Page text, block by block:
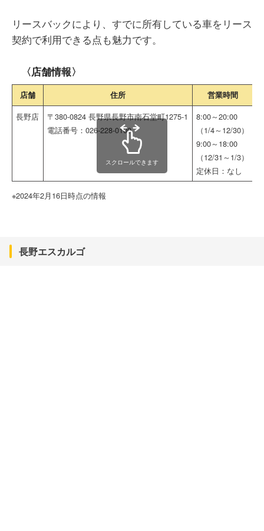
リースバックにより、すでに所有している車をリース
契約で利用できる点も魅力です。
〈店舗情報〉
店舗 住所 営業時間
長野店
〒380-0824 長野県長野市南石堂町1275-1
電話番号：026-228-0100
8:00～20:00
（1/4～12/30）
9:00～18:00
（12/31～1/3）
定休日：なし
スクロールできます
※2024年2月16日時点の情報
長野エスカルゴ